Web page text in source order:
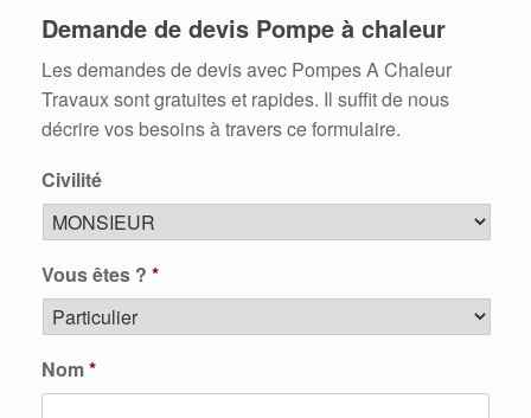
Demande de devis Pompe à chaleur
Les demandes de devis avec Pompes A Chaleur
Travaux sont gratuites et rapides. Il suffit de nous
décrire vos besoins à travers ce formulaire.
Civilité
Vous êtes ? *
Nom*